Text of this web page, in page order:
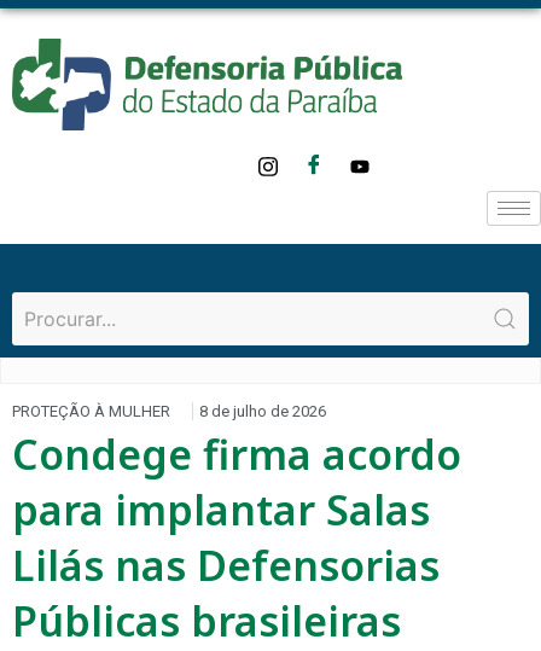
PROTEÇÃO À MULHER 8 de julho de 2026
Condege firma acordo
para implantar Salas
Lilás nas Defensorias
Públicas brasileiras